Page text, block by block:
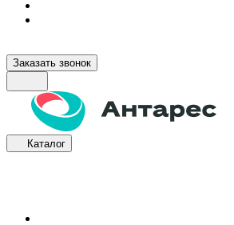
Заказать звонок
Каталог